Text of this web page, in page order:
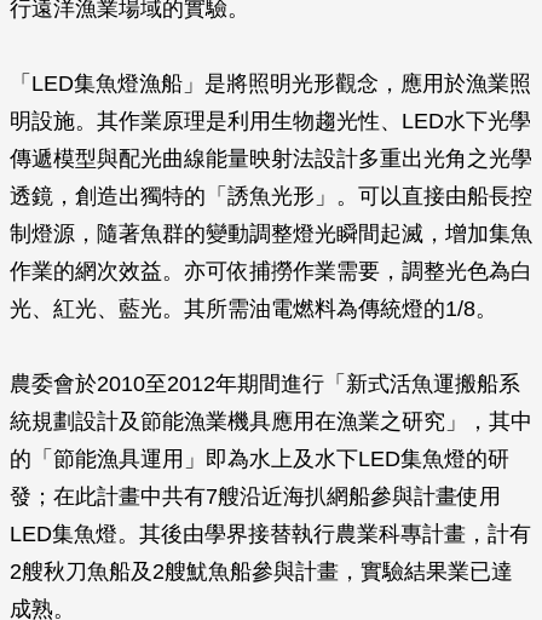
行遠洋漁業場域的實驗。
「LED集魚燈漁船」是將照明光形觀念，應用於漁業照
明設施。其作業原理是利用生物趨光性、LED水下光學
傳遞模型與配光曲線能量映射法設計多重出光角之光學
透鏡，創造出獨特的「誘魚光形」。可以直接由船長控
制燈源，隨著魚群的變動調整燈光瞬間起滅，增加集魚
作業的網次效益。亦可依捕撈作業需要，調整光色為白
光、紅光、藍光。其所需油電燃料為傳統燈的1/8。
農委會於2010至2012年期間進行「新式活魚運搬船系
統規劃設計及節能漁業機具應用在漁業之研究」，其中
的「節能漁具運用」即為水上及水下LED集魚燈的研
發；在此計畫中共有7艘沿近海扒網船參與計畫使用
LED集魚燈。其後由學界接替執行農業科專計畫，計有
2艘秋刀魚船及2艘魷魚船參與計畫，實驗結果業已達
成熟。